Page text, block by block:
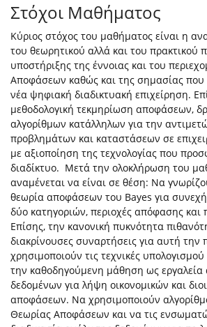
Στόχοι Μαθήματος
Κύριος στόχος του μαθήματος είναι η
του θεωρητικού αλλά και του πρακτικού
υποστήριξης της έννοιας και του
Αποφάσεων καθώς και της σημασίας που
νέα ψηφιακή διαδικτυακή επιχείρηση.
μεθοδολογική τεκμηρίωση αποφάσεων,
αλγορίθμων κατάλληλων για την
προβλημάτων και καταστάσεων σε
με αξιοποίηση της τεχνολογίας που
διαδίκτυο. Μετά την ολοκλήρωση του
αναμένεται να είναι σε θέση: Να
θεωρία αποφάσεων του Bayes για
δύο κατηγοριών, περιοχές απόφασης και
Επίσης, την κανονική πυκνότητα
διακρίνουσες συναρτήσεις για αυτή
χρησιμοποιούν τις τεχνικές
την καθοδηγούμενη μάθηση ως
δεδομένων για λήψη οικονομικών και
αποφάσεων. Να χρησιμοποιούν
Θεωρίας Αποφάσεων και να τις